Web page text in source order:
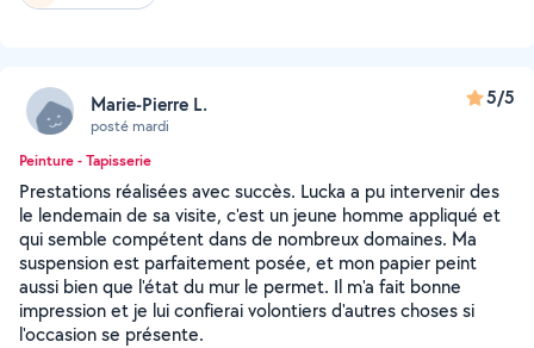
Marie-Pierre L.
posté mardi
5/5
Peinture - Tapisserie
Prestations réalisées avec succès. Lucka a pu intervenir des
le lendemain de sa visite, c'est un jeune homme appliqué et
qui semble compétent dans de nombreux domaines. Ma
suspension est parfaitement posée, et mon papier peint
aussi bien que l'état du mur le permet. Il m'a fait bonne
impression et je lui confierai volontiers d'autres choses si
l'occasion se présente.